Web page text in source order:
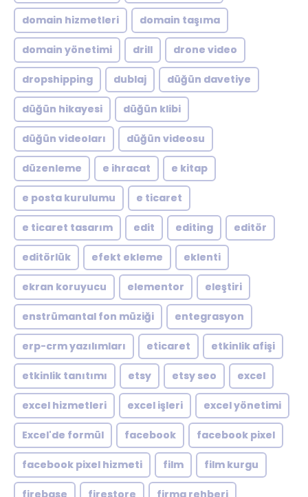
domain hizmetleri domain taşıma
domain yönetimi drill drone video
dropshipping dublaj düğün davetiye
düğün hikayesi düğün klibi
düğün videoları düğün videosu
düzenleme e ihracat e kitap
e posta kurulumu e ticaret
e ticaret tasarım edit editing editör
editörlük efekt ekleme eklenti
ekran koruyucu elementor eleştiri
enstrümantal fon müziği entegrasyon
erp-crm yazılımları eticaret etkinlik afişi
etkinlik tanıtımı etsy etsy seo excel
excel hizmetleri excel işleri excel yönetimi
Excel'de formül facebook facebook pixel
facebook pixel hizmeti film film kurgu
firebase firestore firma rehberi